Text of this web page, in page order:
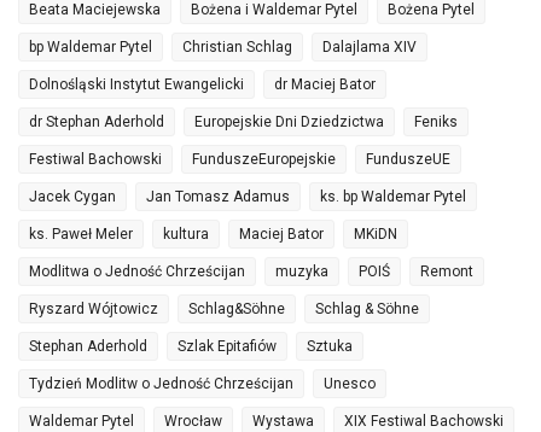
Beata Maciejewska Bożena i Waldemar Pytel Bożena Pytel
bp Waldemar Pytel Christian Schlag Dalajlama XIV
Dolnośląski Instytut Ewangelicki dr Maciej Bator
dr Stephan Aderhold Europejskie Dni Dziedzictwa Feniks
Festiwal Bachowski FunduszeEuropejskie FunduszeUE
Jacek Cygan Jan Tomasz Adamus ks. bp Waldemar Pytel
ks. Paweł Meler kultura Maciej Bator MKiDN
Modlitwa o Jedność Chrześcijan muzyka POIŚ Remont
Ryszard Wójtowicz Schlag&Söhne Schlag & Söhne
Stephan Aderhold Szlak Epitafiów Sztuka
Tydzień Modlitw o Jedność Chrześcijan Unesco
Waldemar Pytel Wrocław Wystawa XIX Festiwal Bachowski